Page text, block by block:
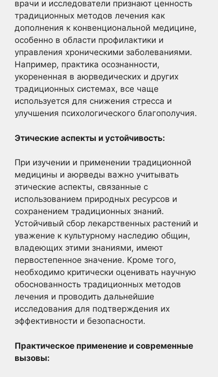
врачи и исследователи признают ценность
традиционных методов лечения как
дополнения к конвенциональной медицине,
особенно в области профилактики и
управления хроническими заболеваниями.
Например, практика осознанности,
укорененная в аюрведических и других
традиционных системах, все чаще
используется для снижения стресса и
улучшения психологического благополучия.
Этические аспекты и устойчивость:
При изучении и применении традиционной
медицины и аюрведы важно учитывать
этические аспекты, связанные с
использованием природных ресурсов и
сохранением традиционных знаний.
Устойчивый сбор лекарственных растений и
уважение к культурному наследию общин,
владеющих этими знаниями, имеют
первостепенное значение. Кроме того,
необходимо критически оценивать научную
обоснованность традиционных методов
лечения и проводить дальнейшие
исследования для подтверждения их
эффективности и безопасности.
Практическое применение и современные
вызовы: